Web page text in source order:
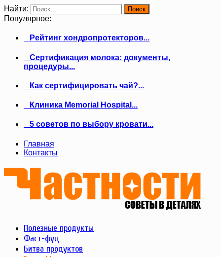
Найти:
Популярное:
Рейтинг хондропротекторов...
Сертификация молока: документы,
процедуры...
Как сертифицировать чай?...
Клиника Memorial Hospital...
5 советов по выбору кровати...
Главная
Контакты
Полезные продукты
Фаст-фуд
Битва продуктов